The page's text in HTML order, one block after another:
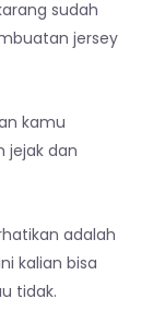
sudah
jersey
kamu
jejak dan
adalah
kalian bisa
tidak.